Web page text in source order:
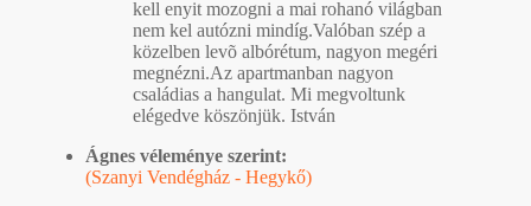
kell enyit mozogni a mai rohanó világban
nem kel autózni mindíg.Valóban szép a
közelben levõ albórétum, nagyon megéri
megnézni.Az apartmanban nagyon
családias a hangulat. Mi megvoltunk
elégedve köszönjük. István
Ágnes véleménye szerint:
(Szanyi Vendégház - Hegykő)